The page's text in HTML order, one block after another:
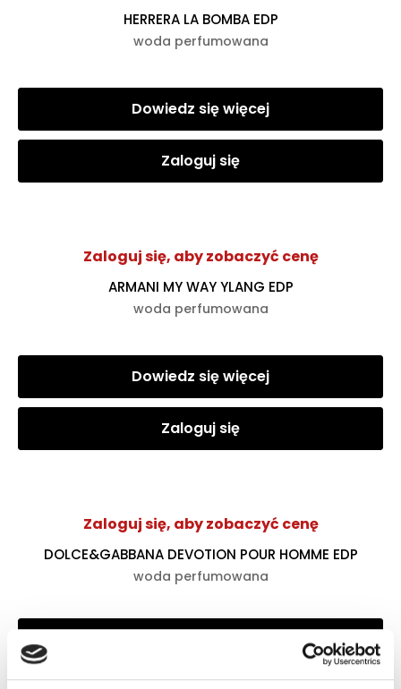
HERRERA LA BOMBA EDP
woda perfumowana
Dowiedz się więcej
Zaloguj się
Zaloguj się, aby zobaczyć cenę
ARMANI MY WAY YLANG EDP
woda perfumowana
Dowiedz się więcej
Zaloguj się
Zaloguj się, aby zobaczyć cenę
DOLCE&GABBANA DEVOTION POUR HOMME EDP
woda perfumowana